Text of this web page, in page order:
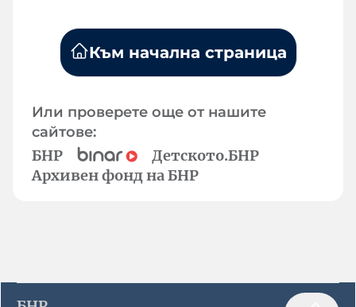
Към начална страница
Или проверете още от нашите
сайтове:
БНР
Детското.БНР
Архивен фонд на БНР